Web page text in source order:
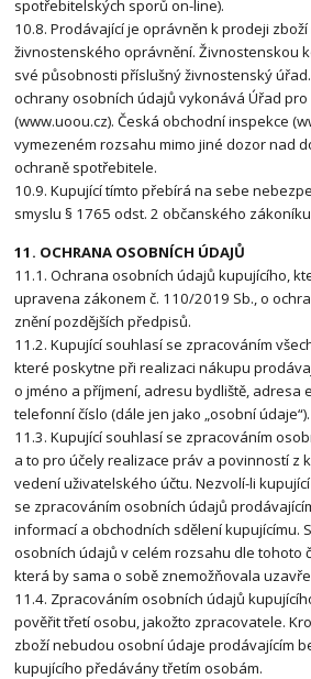
spotřebitelských sporů on-line).
10.8. Prodávající je oprávněn k prodeji
živnostenského oprávnění. Živnostenskou
své působnosti příslušný živnostenský
ochrany osobních údajů vykonává Úřad
(www.uoou.cz). Česká obchodní inspekce
vymezeném rozsahu mimo jiné dozor nad
ochraně spotřebitele.
10.9. Kupující tímto přebírá na sebe
smyslu § 1765 odst. 2 občanského
11. OCHRANA OSOBNÍCH ÚDAJŮ
11.1. Ochrana osobních údajů kupujícího,
upravena zákonem č. 110/2019 Sb., o
znění pozdějších předpisů.
11.2. Kupující souhlasí se zpracováním
které poskytne při realizaci nákupu
o jméno a příjmení, adresu bydliště, adresa
telefonní číslo (dále jen jako „osobní údaje“).
11.3. Kupující souhlasí se zpracováním
a to pro účely realizace práv a povinností z
vedení uživatelského účtu. Nezvolí-li
se zpracováním osobních údajů
informací a obchodních sdělení kupujícímu.
osobních údajů v celém rozsahu dle tohoto
která by sama o sobě znemožňovala
11.4. Zpracováním osobních údajů
pověřit třetí osobu, jakožto zpracovatele.
zboží nebudou osobní údaje prodávajícím
kupujícího předávány třetím osobám.